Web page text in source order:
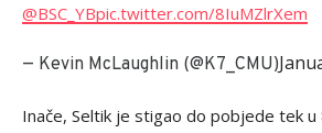
@BSC_YBpic.twitter.com/8IuMZlrXem
— Kevin McLaughlin (@K7_CMU)
Inače, Seltik je stigao do pobjede tek u